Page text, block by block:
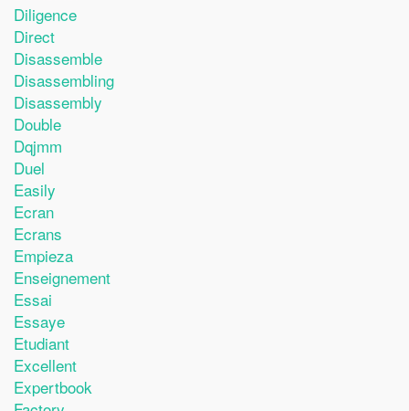
Diligence
Direct
Disassemble
Disassembling
Disassembly
Double
Dqjmm
Duel
Easily
Ecran
Ecrans
Empieza
Enseignement
Essai
Essaye
Etudiant
Excellent
Expertbook